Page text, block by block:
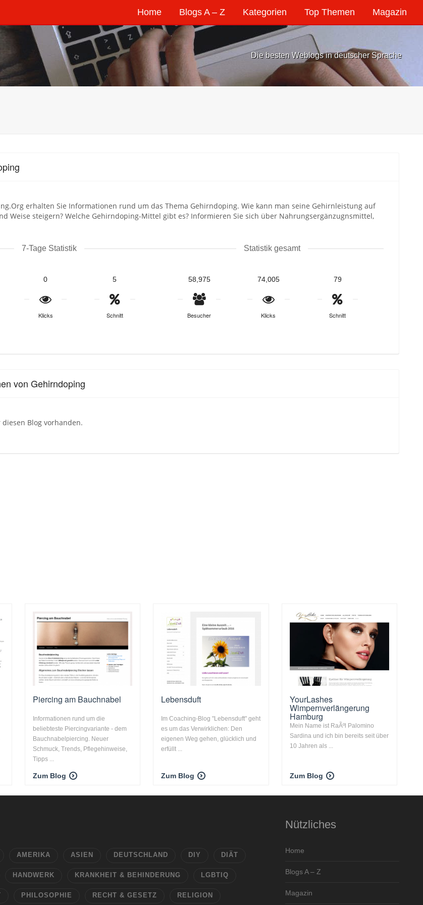
Home Blogs A – Z Kategorien Top Themen Magazin
Die besten Weblogs in deutscher Sprache
erhalten Sie Informationen rund um das Thema Gehirndoping. Wie kann man seine Gehirnleistung auf
Weise steigern? Welche Gehirndoping-Mittel gibt es? Informieren Sie sich über Nahrungsergänzugnsmittel,
7-Tage Statistik
0
Klicks
5
Schnitt
Statistik gesamt
58,975
Besucher
74,005
Klicks
79
Schnitt
von Gehirndoping
Blog vorhanden.
Piercing am Bauchnabel
Informationen rund um die
beliebteste Piercingvariante - dem
Bauchnabelpiercing. Neuer
Schmuck, Trends, Pflegehinweise,
Tipps ...
Zum Blog
Lebensduft
Im Coaching-Blog "Lebensduft" geht
es um das Verwirklichen: Den
eigenen Weg gehen, glücklich und
erfüllt ...
Zum Blog
YourLashes
Wimpernverlängerung
Hamburg
Mein Name ist RaÃºl Palomino
Sardina und ich bin bereits seit über
10 Jahren als ...
Zum Blog
AMERIKA ASIEN DEUTSCHLAND DIY DIÄT
HANDWERK KRANKHEIT & BEHINDERUNG LGBTIQ
PHILOSOPHIE RECHT & GESETZ RELIGION
Nützliches
Home
Blogs A – Z
Magazin